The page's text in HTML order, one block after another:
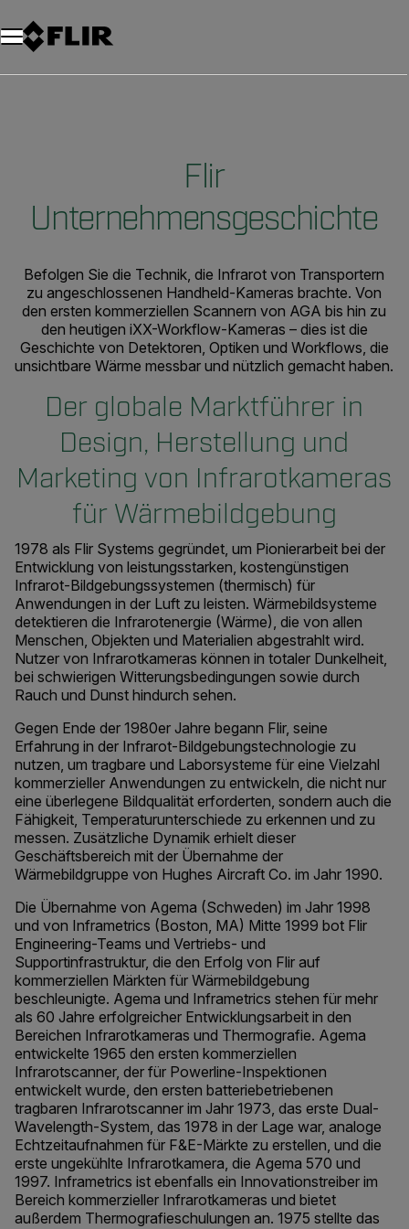
Unread messages
Modell
Entfernen
Elemente
Element
In den Warenkorb
Im Warenkorb
Flir
Unternehmensgeschichte
Befolgen Sie die Technik, die Infrarot von Transportern
zu angeschlossenen Handheld-Kameras brachte. Von
den ersten kommerziellen Scannern von AGA bis hin zu
den heutigen iXX-Workflow-Kameras – dies ist die
Geschichte von Detektoren, Optiken und Workflows, die
unsichtbare Wärme messbar und nützlich gemacht haben.
Der globale Marktführer in
Design, Herstellung und
Marketing von Infrarotkameras
für Wärmebildgebung
1978 als Flir Systems gegründet, um Pionierarbeit bei der
Entwicklung von leistungsstarken, kostengünstigen
Infrarot-Bildgebungssystemen (thermisch) für
Anwendungen in der Luft zu leisten. Wärmebildsysteme
detektieren die Infrarotenergie (Wärme), die von allen
Menschen, Objekten und Materialien abgestrahlt wird.
Nutzer von Infrarotkameras können in totaler Dunkelheit,
bei schwierigen Witterungsbedingungen sowie durch
Rauch und Dunst hindurch sehen.
Gegen Ende der 1980er Jahre begann Flir, seine
Erfahrung in der Infrarot-Bildgebungstechnologie zu
nutzen, um tragbare und Laborsysteme für eine Vielzahl
kommerzieller Anwendungen zu entwickeln, die nicht nur
eine überlegene Bildqualität erforderten, sondern auch die
Fähigkeit, Temperaturunterschiede zu erkennen und zu
messen. Zusätzliche Dynamik erhielt dieser
Geschäftsbereich mit der Übernahme der
Wärmebildgruppe von Hughes Aircraft Co. im Jahr 1990.
Die Übernahme von Agema (Schweden) im Jahr 1998
und von Inframetrics (Boston, MA) Mitte 1999 bot Flir
Engineering-Teams und Vertriebs- und
Supportinfrastruktur, die den Erfolg von Flir auf
kommerziellen Märkten für Wärmebildgebung
beschleunigte. Agema und Inframetrics stehen für mehr
als 60 Jahre erfolgreicher Entwicklungsarbeit in den
Bereichen Infrarotkameras und Thermografie. Agema
entwickelte 1965 den ersten kommerziellen
Infrarotscanner, der für Powerline-Inspektionen
entwickelt wurde, den ersten batteriebetriebenen
tragbaren Infrarotscanner im Jahr 1973, das erste Dual-
Wavelength-System, das 1978 in der Lage war, analoge
Echtzeitaufnahmen für F&E-Märkte zu erstellen, und die
erste ungekühlte Infrarotkamera, die Agema 570 und
1997. Inframetrics ist ebenfalls ein Innovationstreiber im
Bereich kommerzieller Infrarotkameras und bietet
außerdem Thermografieschulungen an. 1975 stellte das